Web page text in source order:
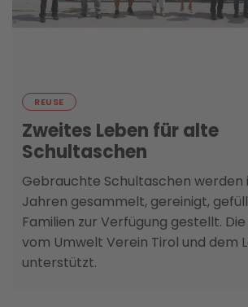
REUSE
Zweites Leben für alte
Schultaschen
Gebrauchte Schultaschen werden
Jahren gesammelt, gereinigt,
Familien zur Verfügung gestellt.
vom Umwelt Verein Tirol und dem
unterstützt.